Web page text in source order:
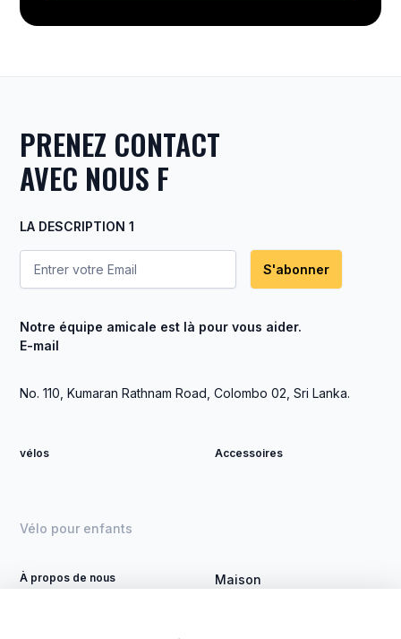
PRENEZ CONTACT
AVEC NOUS F
LA DESCRIPTION 1
S'abonner
Notre équipe amicale est là pour vous aider.
E-mail
No. 110, Kumaran Rathnam Road, Colombo 02, Sri Lanka.
vélos
Vélo pour enfants
Accessoires
À propos de nous
Maison